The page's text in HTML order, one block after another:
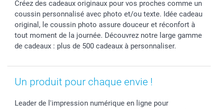
Dénicheur d'idées cadeau
Rentrée des classes
Communion
Saint-Valentin
Vacances
Conditions générales
Vie privée
Gestion des cookies
Tarifs
Modes de paiement
Modes de livraison
Grandes Quantités
Statut de ma commande
Créez des cadeaux originaux pour vos proches comme un
coussin personnalisé avec photo et/ou texte. Idée cadeau
original, le coussin photo assure douceur et réconfort à
tout moment de la journée. Découvrez notre large gamme
de cadeaux : plus de 500 cadeaux à personnaliser.
Un produit pour chaque envie !
Leader de l'impression numérique en ligne pour